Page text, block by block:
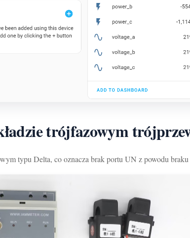
trójfazowym
typu Delta, co oznacza brak portu UN z powodu